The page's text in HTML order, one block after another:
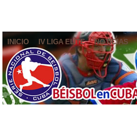
INICIO IV LIGA ELITE NOTICIAS